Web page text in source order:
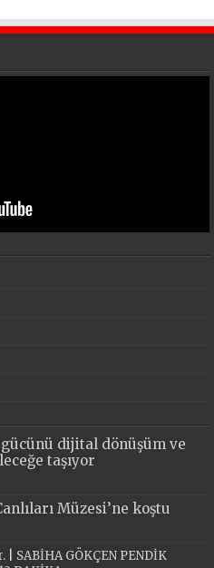
dijital dönüşüm ve
taşıyor
Müzesi’ne koştu
| SABİHA GÖKÇEN PENDİK